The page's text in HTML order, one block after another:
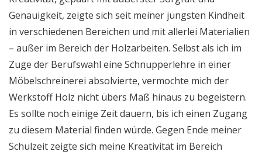
Genauigkeit, zeigte sich seit meiner jüngsten Kindheit
in verschiedenen Bereichen und mit allerlei Materialien
– außer im Bereich der Holzarbeiten. Selbst als ich im
Zuge der Berufswahl eine Schnupperlehre in einer
Möbelschreinerei absolvierte, vermochte mich der
Werkstoff Holz nicht übers Maß hinaus zu begeistern.
Es sollte noch einige Zeit dauern, bis ich einen Zugang
zu diesem Material finden würde. Gegen Ende meiner
Schulzeit zeigte sich meine Kreativität im Bereich